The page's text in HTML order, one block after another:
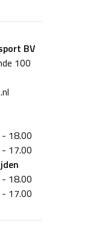
BV
100
18.00
17.00
18.00
17.00